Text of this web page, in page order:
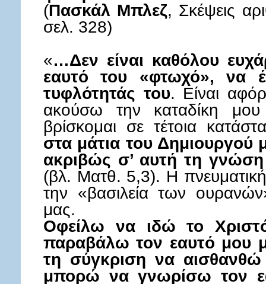
(Πασκάλ Μπλεζ, Σκέψεις
σελ. 328)
«…Δεν είναι καθόλου
εαυτό του «φτωχό», να
τυφλότητάς του. Είναι
ακούσω την καταδίκη
βρίσκομαι σε τέτοια
στα μάτια του Δημιουργού
ακριβώς σ’ αυτή τη
(βλ. Ματθ. 5,3). Η
την «βασιλεία των
μας.
Οφείλω να ιδώ το
παραβάλω τον εαυτό μου
τη σύγκριση να
μπορώ να γνωρίσω τον